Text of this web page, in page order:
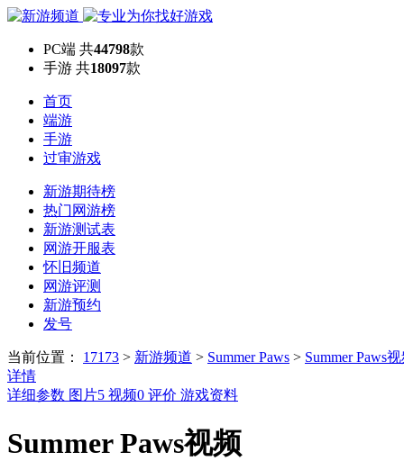
PC端 共44798款
手游 共18097款
首页
端游
手游
过审游戏
新游期待榜
热门网游榜
新游测试表
网游开服表
怀旧频道
网游评测
新游预约
发号
当前位置： 17173 > 新游频道 > Summer Paws > Summer Paws
详情
详细参数 图片5 视频0 评价 游戏资料
Summer Paws视频